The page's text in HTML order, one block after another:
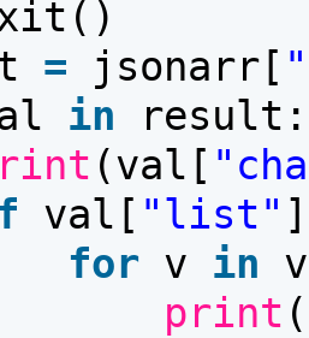
= jsonarr[
in
result:
(val[
val[ "list"
for v in
print